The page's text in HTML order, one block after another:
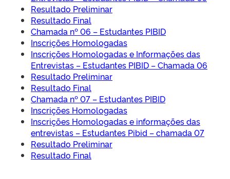
Resultado Preliminar
Resultado Final
Chamada nº 06 – Estudantes PIBID
Inscrições Homologadas
Inscrições Homologadas e Informações das
Entrevistas – Estudantes PIBID – Chamada 06
Resultado Preliminar
Resultado Final
Chamada nº 07 – Estudantes PIBID
Inscrições Homologadas
Inscrições Homologadas e informações das
entrevistas – Estudantes Pibid – chamada 07
Resultado Preliminar
Resultado Final